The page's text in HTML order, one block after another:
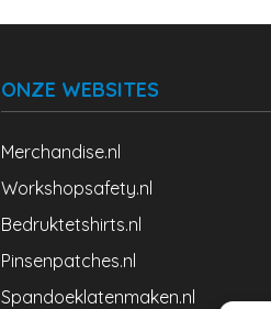
ONZE WEBSITES
Merchandise.nl
Workshopsafety.nl
Bedruktetshirts.nl
Pinsenpatches.nl
Spandoeklatenmaken.nl